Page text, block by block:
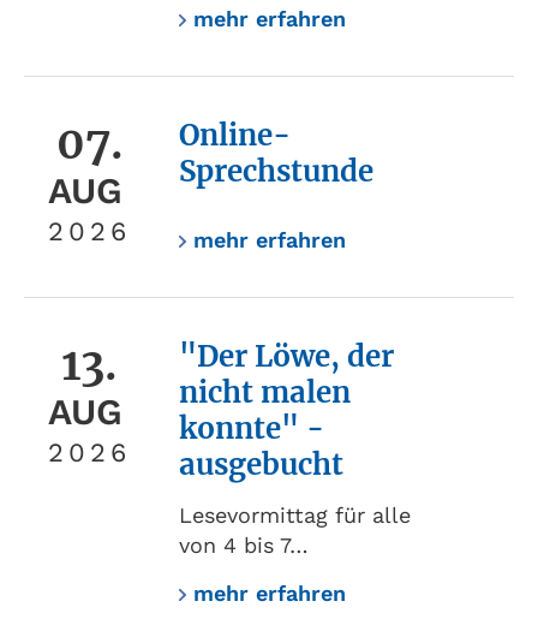
mehr erfahren
07.
AUG
2026
Online-
Sprechstunde
mehr erfahren
13.
AUG
2026
"Der Löwe, der
nicht malen
konnte" -
ausgebucht
Lesevormittag für alle
von 4 bis 7…
mehr erfahren